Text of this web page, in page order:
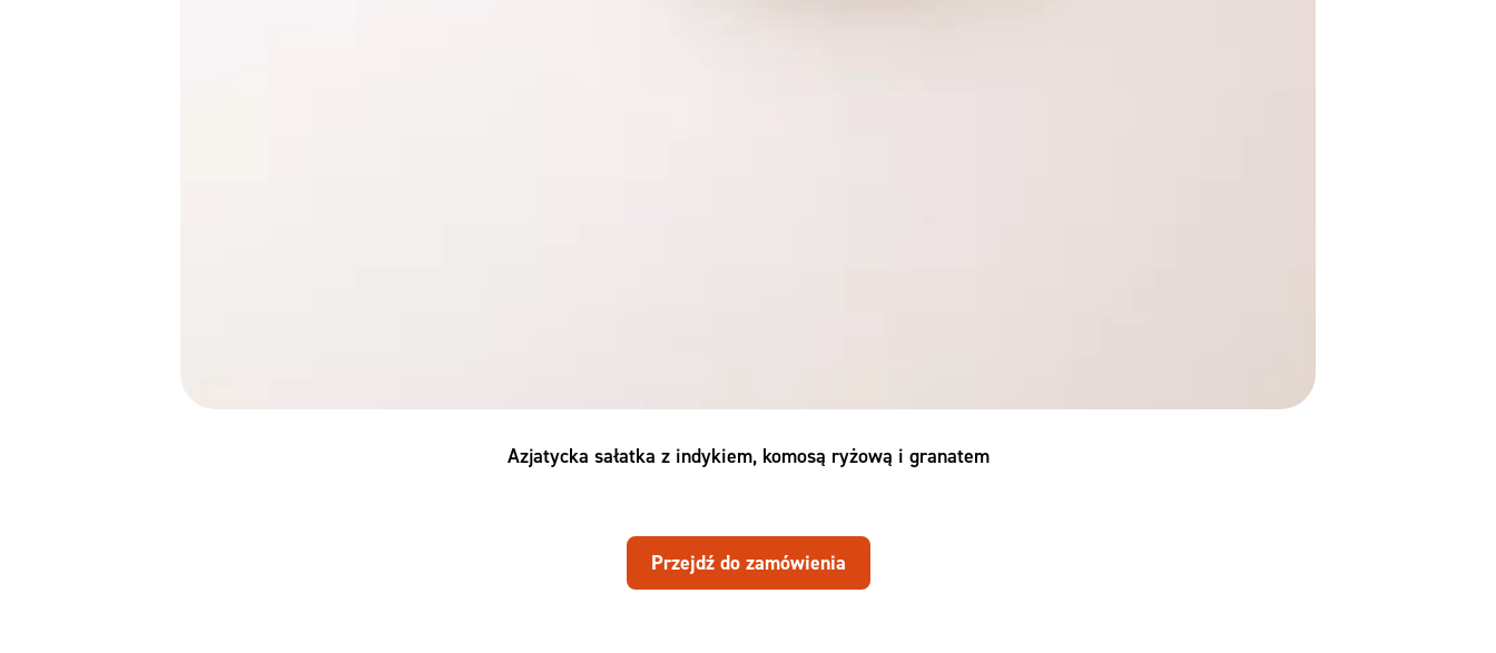
Azjatycka sałatka z indykiem, komosą ryżową i granatem
Przejdź do zamówienia